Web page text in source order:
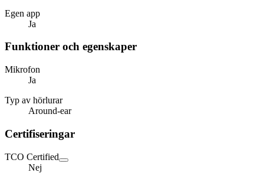
Egen app
Ja
Funktioner och egenskaper
Mikrofon
Ja
Typ av hörlurar
Around-ear
Certifiseringar
TCO Certified
Nej